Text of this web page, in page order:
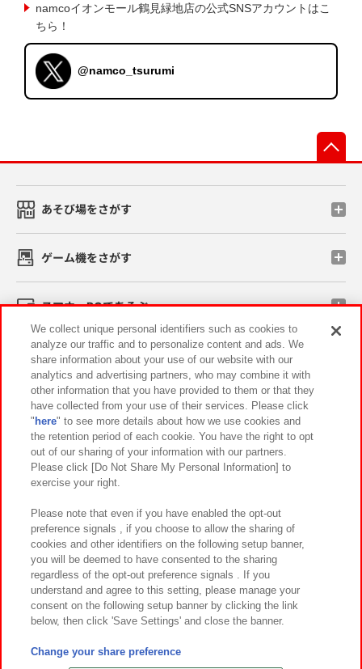
namcoイオンモール鶴見緑地店の公式SNSアカウントはこ
ちら！
@namco_tsurumi
あそび場をさがす
ゲーム機をさがす
スマホ・PCであそぶ
イベント・キャンペーン
関連会社 サステナビリティ サイトポリシー
プライバシーポリシー ウェブアクセシビリティ方針と検証結果
お取引先さまとともに
カスタマーハラスメント対応方針 よくあるご質問・お問い合わせ
©Bandai Namco Amusement Inc.
©Bandai Namco Amusement Lab Inc.
We collect unique personal identifiers such as cookies to
analyze our traffic and to personalize content and ads. We
share information about your use of our website with our
analytics and advertising partners, who may combine it with
other information that you have provided to them or that they
have collected from your use of their services. Please click
" here" to see more details about how we use cookies and
the retention period of each cookie. You have the right to opt
out of our sharing of your information with our partners.
Please click [Do Not Share My Personal Information] to
exercise your right.
Please note that even if you have enabled the opt-out
preference signals , if you choose to allow the sharing of
cookies and other identifiers on the following setup banner,
you will be deemed to have consented to the sharing
regardless of the opt-out preference signals . If you
understand and agree to this setting, please manage your
consent on the following setup banner by clicking the link
below, then click 'Save Settings' and close the banner.
Change your share preference